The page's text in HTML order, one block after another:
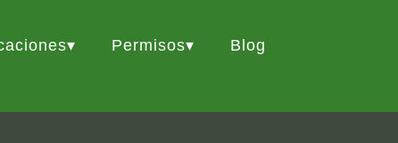
Permisos Blog